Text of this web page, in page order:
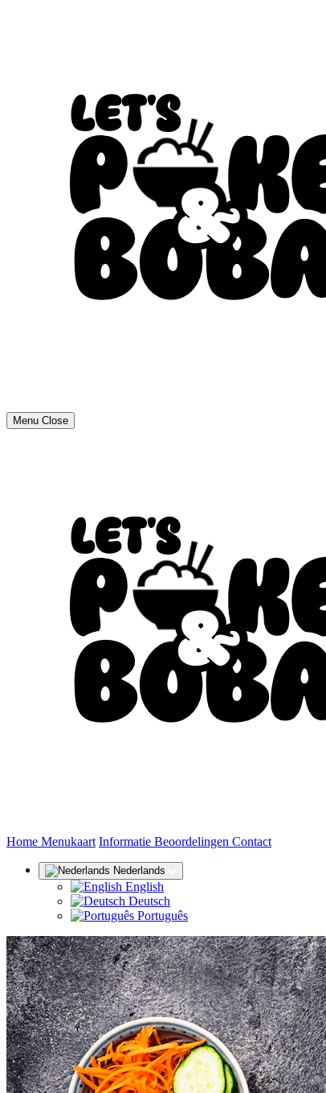
Menu Close
Home (huidige)
Menukaart Informatie Beoordelingen Contact
Nederlands
English
Deutsch
Português